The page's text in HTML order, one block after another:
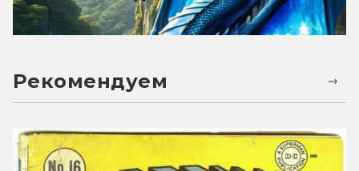
Рекомендуем